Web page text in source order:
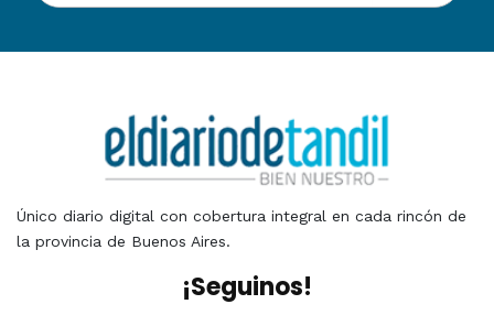
Único diario digital con cobertura integral en cada rincón de
la provincia de Buenos Aires.
¡Seguinos!